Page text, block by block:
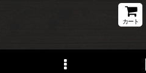
カート